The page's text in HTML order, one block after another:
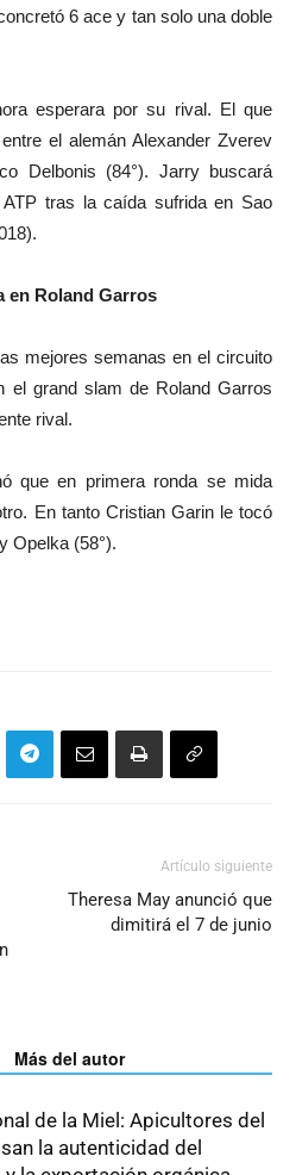
6 ace y tan solo una doble
esperara por su rival. El que
el alemán Alexander Zverev
Delbonis (84°). Jarry buscará
tras la caída sufrida en Sao
en Roland Garros
mejores semanas en el circuito
el grand slam de Roland Garros
rival.
que en primera ronda se mida
En tanto Cristian Garin le tocó
Opelka (58°).
Artículo siguiente
Theresa May anunció que
dimitirá el 7 de junio
Más del autor
de la Miel: Apicultores del
la autenticidad del